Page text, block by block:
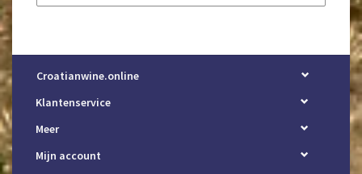
Croatianwine.online
Klantenservice
Meer
Mijn account